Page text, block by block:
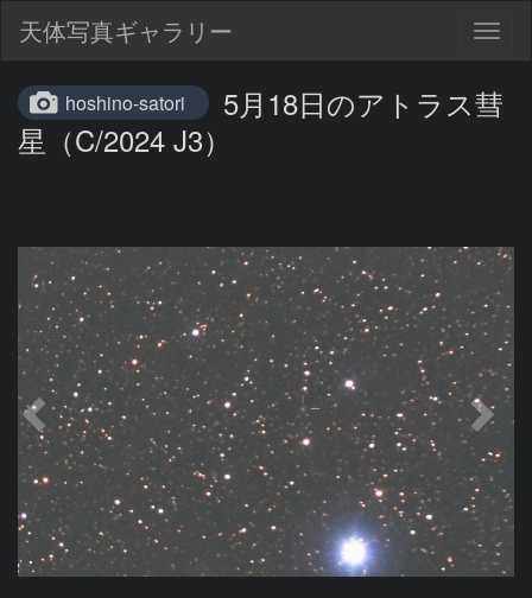
天体写真ギャラリー
hoshino-satori
5月18日のアトラス彗
星（C/2024 J3）